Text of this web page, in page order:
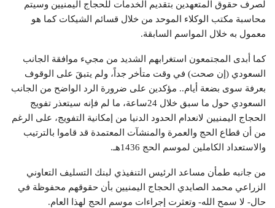
لصرف حقوق المتعهدين بتقديم الخدمات للحجاج اليمنيين وسيتم
محاسبة مكتب الوكلاء الموحد من خلال قسائم الشيكات كما هو
معمول به خلال المواسم السابقة.
كما أبدى المجتمعون استغرابهم الشديد من مجيء موافقة الجانب
السعودي (إن صحت) في وقت متأخر جداً، ولم يتبقَ على الوقوف
بعرفة سوى بضعة أيام.. مؤكدين على ضرورة الرد الواضح من الجانب
السعودي حول ما سبق خلال 24ساعة، ما لم فإنه سيتعذر تفويج
الحجاج اليمنيين لانعدام الحدود الدنيا من إمكانية التفويج، على الرغم
من أن قطاع الحج والعمرة والمنشآت المعتمدة قد قاموا بالترتيب
والاستعداد الكاملين لموسم الحج 1436هـ.
من جانبه طمأن مساعد الرئيس التنفيذي لبنك التسليف التعاوني
الزراعي محمد الصايدي الحجاج اليمنيين بأن حقوقهم محفوظة في
حال- لا سمح الله- وتعثرت إجراءات موسم الحج لهذا العام.